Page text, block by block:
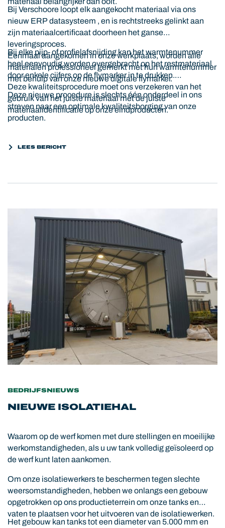
Bij Verschoore loopt elk aangekocht materiaal via ons
nieuw ERP datasysteem , en is rechtstreeks gelinkt aan
zijn materiaalcertificaat doorheen het ganse
leveringsproces.
Eenmaal aangekomen in onze werkplaats, worden alle
materialen professioneel gemerkt met hun warmtenummer
met behulp van onze nieuwe digitale flymarker.
Bij elke pijp- of profielafsnijding kan het warmtenummer
heel eenvoudig worden overgebracht op het restmateriaal
door enkele cijfers op de flymarker in te drukken.
Deze kwaliteitsprocedure moet ons verzekeren van het
gebruik van het juiste materiaal met de juiste
materiaalidentificatie op onze eindproducten.
Deze nieuwe procedure is slechts één onderdeel in ons
streven naar een optimale kwaliteitsborging van onze
producten.
LEES BERICHT
BEDRIJFSNIEUWS
NIEUWE ISOLATIEHAL
Waarom op de werf komen met dure stellingen en moeilijke
werkomstandigheden, als u uw tank volledig geïsoleerd op
de werf kunt laten aankomen.
Om onze isolatiewerkers te beschermen tegen slechte
weersomstandigheden, hebben we onlangs een gebouw
opgetrokken op ons productieterrein om onze tanks en
vaten te plaatsen voor het uitvoeren van de isolatiewerken.
Het gebouw kan tanks tot een diameter van 5.000 mm en